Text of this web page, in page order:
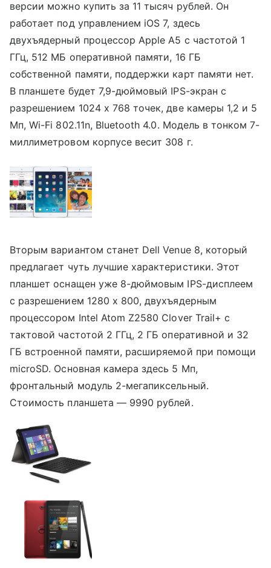
версии можно купить за 11 тысяч рублей. Он
работает под управлением iOS 7, здесь
двухъядерный процессор Apple A5 с частотой 1
ГГц, 512 МБ оперативной памяти, 16 ГБ
собственной памяти, поддержки карт памяти нет.
В планшете будет 7,9-дюймовый IPS-экран с
разрешением 1024 х 768 точек, две камеры 1,2 и 5
Мп, Wi-Fi 802.11n, Bluetooth 4.0. Модель в тонком 7-
миллиметровом корпусе весит 308 г.
Вторым вариантом станет Dell Venue 8, который
предлагает чуть лучшие характеристики. Этот
планшет оснащен уже 8-дюймовым IPS-дисплеем
с разрешением 1280 x 800, двухъядерным
процессором Intel Atom Z2580 Clover Trail+ с
тактовой частотой 2 ГГц, 2 ГБ оперативной и 32
ГБ встроенной памяти, расширяемой при помощи
microSD. Основная камера здесь 5 Мп,
фронтальный модуль 2-мегапиксельный.
Стоимость планшета — 9990 рублей.